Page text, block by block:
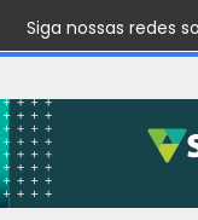
Siga nossas redes